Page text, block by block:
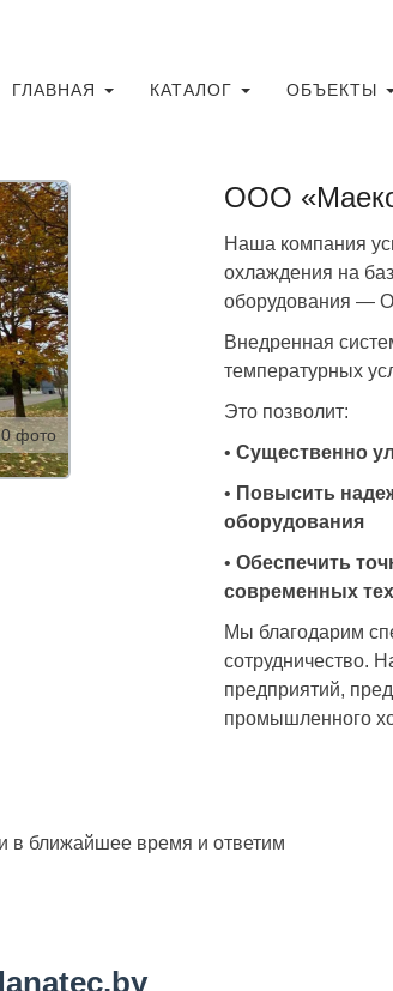
ГЛАВНАЯ КАТАЛОГ ОБЪЕКТЫ
фото
ООО
Наша компания
охлаждения на
оборудования —
Внедренная
температурных
Это позволит:
• Существенно
• Повысить
оборудования
• Обеспечить
современных
Мы благодарим
сотрудничество.
предприятий,
промышленного
в ближайшее время и ответим